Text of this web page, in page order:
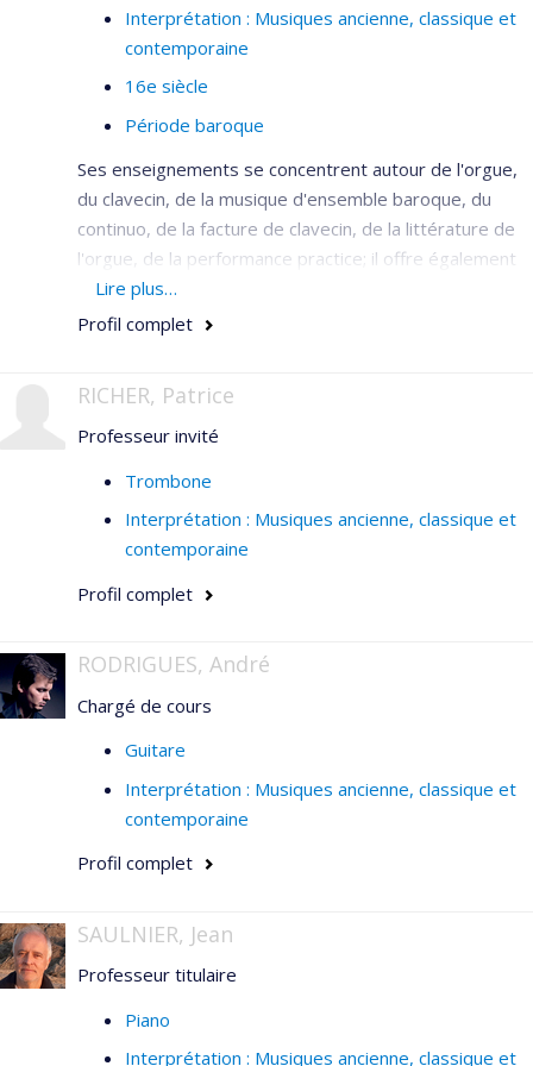
2017, Francis Perron a déjà plusieurs enregistrements
à son actif et on a pu l’entendre à maintes reprises sur
les ondes Radio-Canada, de la CBC et de France
Musique. Il est présentement professeur agrégé à la
Faculté de musique de l’Université de Montréal où il est
responsable du programme de piano
d’accompagnement.
Interprétation : Musiques ancienne, classique et
contemporaine
16e siècle
Période baroque
Ses enseignements se concentrent autour de l'orgue,
du clavecin, de la musique d'ensemble baroque, du
continuo, de la facture de clavecin, de la littérature de
l'orgue, de la performance practice; il offre également
divers séminaires sur J.S. Bach.
Lire plus…
Profil complet
RICHER, Patrice
Professeur invité
Trombone
Interprétation : Musiques ancienne, classique et
contemporaine
Profil complet
RODRIGUES, André
Chargé de cours
Guitare
Interprétation : Musiques ancienne, classique et
contemporaine
Profil complet
SAULNIER, Jean
Professeur titulaire
Piano
Interprétation : Musiques ancienne, classique et